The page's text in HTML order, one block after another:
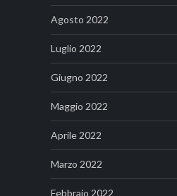
Agosto 2022
Luglio 2022
Giugno 2022
Maggio 2022
Aprile 2022
Marzo 2022
Febbraio 2022